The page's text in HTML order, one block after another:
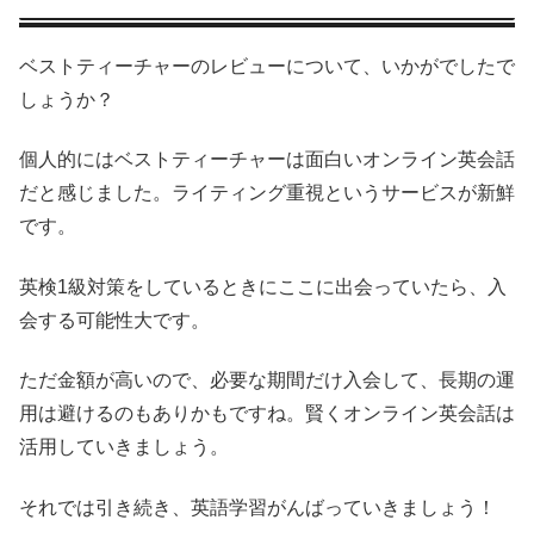
ベストティーチャーのレビューについて、いかがでしたで
しょうか？
個人的にはベストティーチャーは面白いオンライン英会話
だと感じました。ライティング重視というサービスが新鮮
です。
英検1級対策をしているときにここに出会っていたら、入
会する可能性大です。
ただ金額が高いので、必要な期間だけ入会して、長期の運
用は避けるのもありかもですね。賢くオンライン英会話は
活用していきましょう。
それでは引き続き、英語学習がんばっていきましょう！